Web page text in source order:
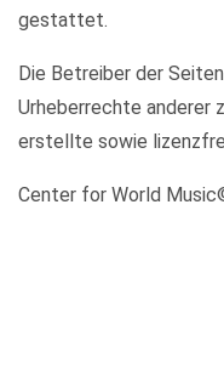
gestattet.
Die Betreiber der
Urheberrechte anderer
erstellte sowie
Center for World